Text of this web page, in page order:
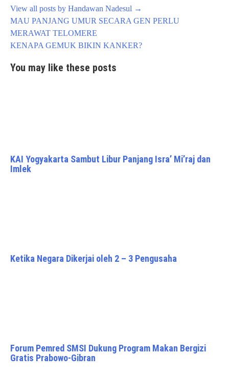
View all posts by Handawan Nadesul →
Post
navigation
MAU PANJANG UMUR SECARA GEN PERLU
MERAWAT TELOMERE
KENAPA GEMUK BIKIN KANKER?
You may like these posts
KAI Yogyakarta Sambut Libur Panjang Isra’ Mi’raj dan
Imlek
Ketika Negara Dikerjai oleh 2 – 3 Pengusaha
Forum Pemred SMSI Dukung Program Makan Bergizi
Gratis Prabowo-Gibran